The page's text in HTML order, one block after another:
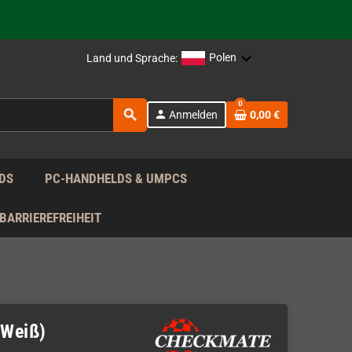
Land und Sprache: Polen
search person Anmelden
0
0,00 €
PC-HANDHELDS & UMPCS
BARRIEREFREIHEIT